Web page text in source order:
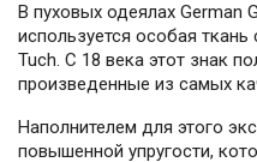
В пуховых одеялах German
используется особая
Tuch. С 18 века этот знак
произведенные из самых
Наполнителем для этого
повышенной упругости,